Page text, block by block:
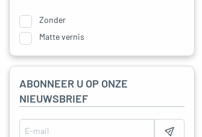
Zonder
Matte vernis
ABONNEER U OP ONZE
NIEUWSBRIEF